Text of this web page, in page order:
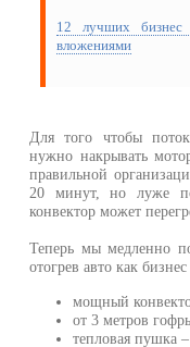
12 лучших
вложениями
Для того чтобы
нужно накрывать
правильной
20 минут, но луже
конвектор может
Теперь мы медленно
отогрев авто как
мощный
от 3 метров
тепловая пушка